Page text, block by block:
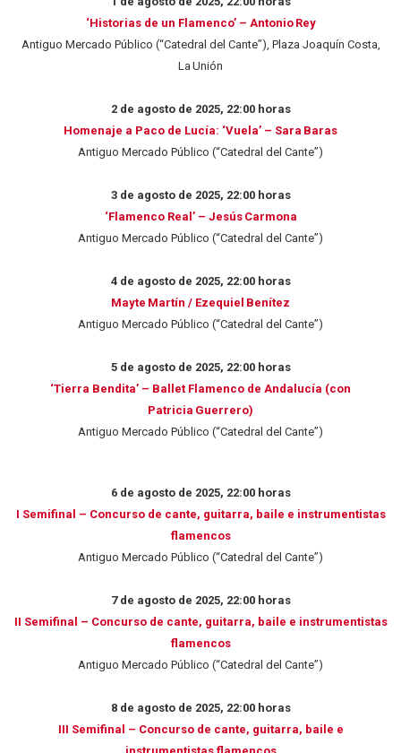
‘Historias de un Flamenco’ – Antonio Rey
Antiguo Mercado Público (“Catedral del Cante”), Plaza Joaquín Costa,
La Unión
2 de agosto de 2025, 22:00 horas
Homenaje a Paco de Lucía: ‘Vuela’ – Sara Baras
Antiguo Mercado Público (“Catedral del Cante”)
3 de agosto de 2025, 22:00 horas
‘Flamenco Real’ – Jesús Carmona
Antiguo Mercado Público (“Catedral del Cante”)
4 de agosto de 2025, 22:00 horas
Mayte Martín / Ezequiel Benítez
Antiguo Mercado Público (“Catedral del Cante”)
5 de agosto de 2025, 22:00 horas
‘Tierra Bendita’ – Ballet Flamenco de Andalucía (con
Patricia Guerrero)
Antiguo Mercado Público (“Catedral del Cante”)
6 de agosto de 2025, 22:00 horas
I Semifinal – Concurso de cante, guitarra, baile e instrumentistas
flamencos
Antiguo Mercado Público (“Catedral del Cante”)
7 de agosto de 2025, 22:00 horas
II Semifinal – Concurso de cante, guitarra, baile e instrumentistas
flamencos
Antiguo Mercado Público (“Catedral del Cante”)
8 de agosto de 2025, 22:00 horas
III Semifinal – Concurso de cante, guitarra, baile e